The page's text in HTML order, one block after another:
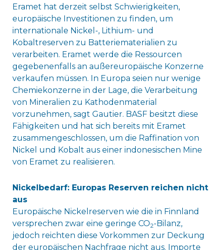
Eramet hat derzeit selbst Schwierigkeiten,
europäische Investitionen zu finden, um
internationale Nickel-, Lithium- und
Kobaltreserven zu Batteriematerialien zu
verarbeiten. Eramet werde die Ressourcen
gegebenenfalls an außereuropäische Konzerne
verkaufen müssen. In Europa seien nur wenige
Chemiekonzerne in der Lage, die Verarbeitung
von Mineralien zu Kathodenmaterial
vorzunehmen, sagt Gautier. BASF besitzt diese
Fähigkeiten und hat sich bereits mit Eramet
zusammengeschlossen, um die Raffination von
Nickel und Kobalt aus einer indonesischen Mine
von Eramet zu realisieren.
Nickelbedarf: Europas Reserven reichen nicht
aus
Europäische Nickelreserven wie die in Finnland
versprechen zwar eine geringe CO2-Bilanz,
jedoch reichten diese Vorkommen zur Deckung
der europäischen Nachfrage nicht aus. Importe